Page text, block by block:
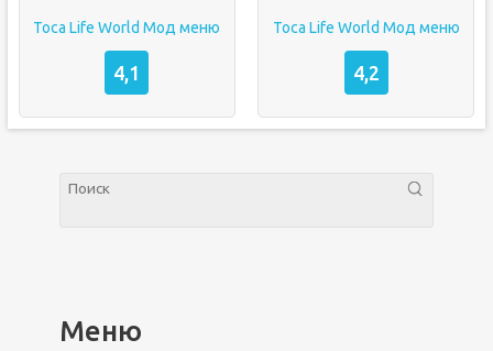
Toca Life World Мод меню
4,1
Toca Life World Мод меню
4,2
Меню